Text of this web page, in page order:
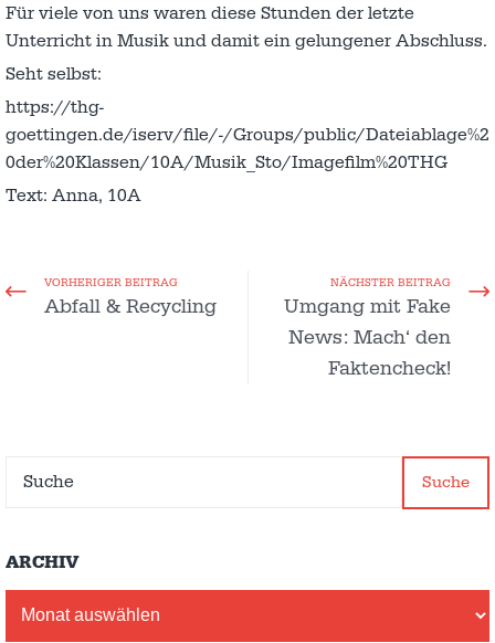
Für viele von uns waren diese Stunden der letzte
Unterricht in Musik und damit ein gelungener Abschluss.
Seht selbst:
https://thg-
goettingen.de/iserv/file/-/Groups/public/Dateiablage%2
0der%20Klassen/10A/Musik_Sto/Imagefilm%20THG
Text: Anna, 10A
VORHERIGER BEITRAG
Abfall & Recycling
NÄCHSTER BEITRAG
Umgang mit Fake
News: Mach‘ den
Faktencheck!
Suche
ARCHIV